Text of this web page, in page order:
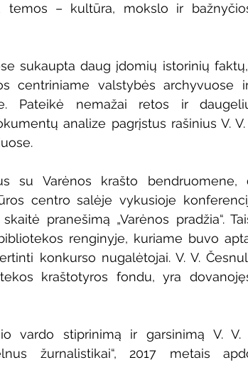
temos – kultūra, mokslo ir
sukaupta daug įdomių istorinių
centriniame valstybės archyvuose
Pateikė nemažai retos ir
analize pagrįstus rašinius V.
su Varėnos krašto bendruomene,
centro salėje vykusioje
pranešimą „Varėnos pradžia“.
renginyje, kuriame buvo
konkurso nugalėtojai. V. V.
kraštotyros fondu, yra
vardo stiprinimą ir garsinimą V. V.
žurnalistikai“, 2017 metais